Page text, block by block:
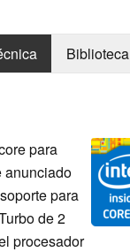
Biblioteca
para
anunciado
para
de 2
procesador